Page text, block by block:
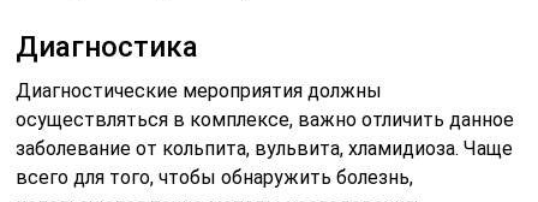
Диагностика
Диагностические мероприятия должны
осуществляться в комплексе, важно отличить данное
заболевание от кольпита, вульвита, хламидиоза. Чаще
всего для того, чтобы обнаружить болезнь,